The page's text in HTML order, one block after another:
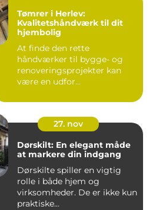
Tømrer i Herlev:
Kvalitetshåndværk til dit
hjembolig
At finde den rette
håndværker til bygge- og
renoveringsprojekter kan
være en udfor...
27. nov
Dørskilt: En elegant måde
at markere din indgang
Dørskilte spiller en vigtig
rolle i både hjem og
virksomheder. De er ikke kun
praktiske...